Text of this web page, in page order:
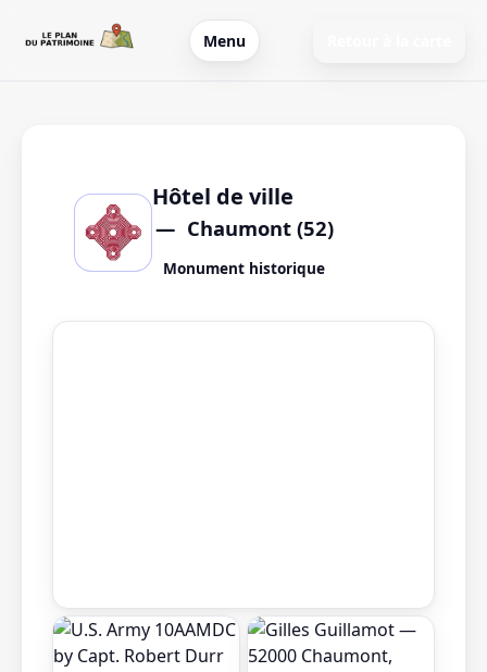
Menu
Hôtel de ville
Chaumont (52)
Monument historique